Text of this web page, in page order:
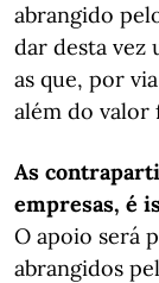
abrangido
dar desta vez
as que, por
além do valor
As
empresas, é
O apoio será
abrangidos